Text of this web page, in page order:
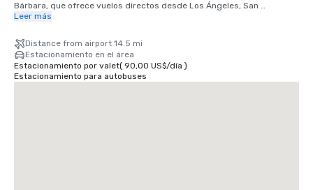
Bárbara, que ofrece vuelos directos desde Los Ángeles, San
Francisco, Dallas, Denver, Phoenix, Portland, Atlanta, Las Vegas, Salt
Leer más
Distance from airport 14.5 mi
Estacionamiento en el área
Estacionamiento por valet( 90,00 US$/día )
Estacionamiento para autobuses